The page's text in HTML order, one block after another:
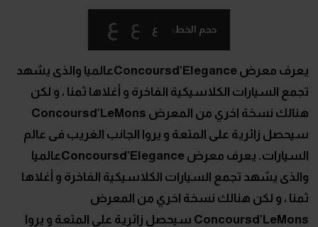
حجم الخط: ع ع ع
يعرف معرض Concoursd’Eleganceعالميا والذى يشهد
تجمع السيارات الكلاسيكية الفاخرة و أغلاها ثمنا ، و لكن
هنالك نسخة اخري من المعرض Concoursd’LeMons
سيحصل زائرية على المتعة و يروا الجانب الغريب فى عالم
السيارات. يعرف معرض Concoursd’Eleganceعالميا
والذى يشهد تجمع السيارات الكلاسيكية الفاخرة و أغلاها
ثمنا ، و لكن هنالك نسخة اخري من المعرض
Concoursd’LeMons سيحصل زائرية على المتعة و يروا